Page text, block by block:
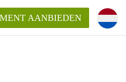
AANBIEDEN